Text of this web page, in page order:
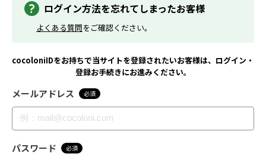
ログイン方法を忘れてしまったお客様
よくある質問をご確認ください。
cocoloniIDをお持ちで当サイトを登録されたいお客様は、ログイン・
登録お手続きにお進みください。
メールアドレス 必須
パスワード 必須